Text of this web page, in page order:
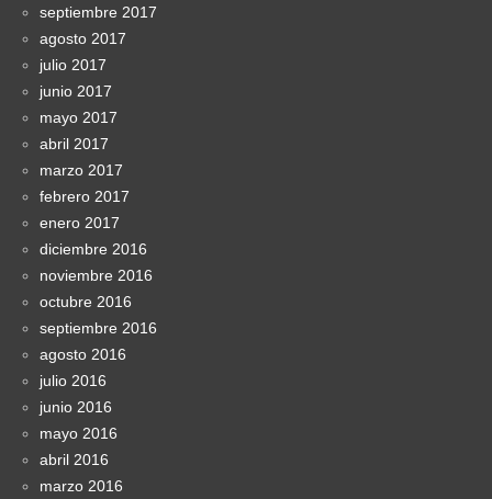
septiembre 2017
agosto 2017
julio 2017
junio 2017
mayo 2017
abril 2017
marzo 2017
febrero 2017
enero 2017
diciembre 2016
noviembre 2016
octubre 2016
septiembre 2016
agosto 2016
julio 2016
junio 2016
mayo 2016
abril 2016
marzo 2016